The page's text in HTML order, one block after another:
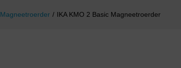
Magneetroerder / IKA KMO 2 Basic Magneetroerder